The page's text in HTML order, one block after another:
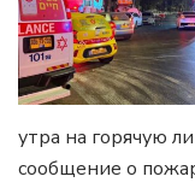
утра на горячую
сообщение о